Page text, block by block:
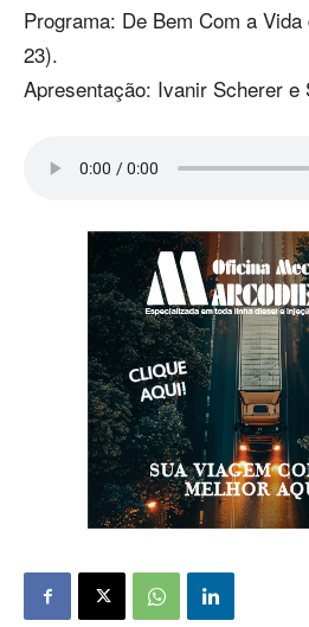
Programa: De Bem Com a
23).
Apresentação: Ivanir Scherer e